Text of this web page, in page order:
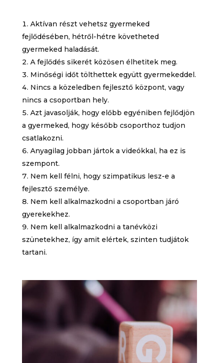
Aktívan részt vehetsz gyermeked
fejlődésében, hétről-hétre követheted
gyermeked haladását.
A fejlődés sikerét közösen élhetitek meg.
Minőségi időt tölthettek együtt gyermekeddel.
Nincs a közeledben fejlesztő központ, vagy
nincs a csoportban hely.
Azt javasolják, hogy előbb egyéniben fejlődjön
a gyermeked, hogy később csoporthoz tudjon
csatlakozni.
Anyagilag jobban jártok a videókkal, ha ez is
szempont.
Nem kell félni, hogy szimpatikus lesz-e a
fejlesztő személye.
Nem kell alkalmazkodni a csoportban járó
gyerekekhez.
Nem kell alkalmazkodni a tanévközi
szünetekhez, így amit elértek, szinten tudjátok
tartani.